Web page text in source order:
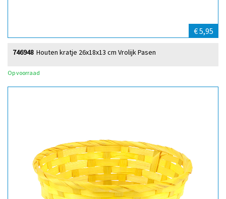
€ 5,95
Houten kratje 26x18x13 cm Vrolijk Pasen
746948
Op voorraad